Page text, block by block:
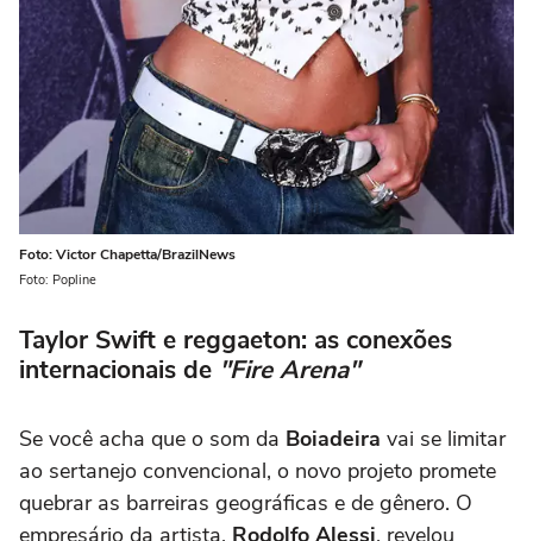
Foto: Victor Chapetta/BrazilNews
Foto: Popline
Taylor Swift e reggaeton: as conexões
internacionais de "Fire Arena"
Se você acha que o som da Boiadeira vai se limitar
ao sertanejo convencional, o novo projeto promete
quebrar as barreiras geográficas e de gênero. O
empresário da artista, Rodolfo Alessi, revelou